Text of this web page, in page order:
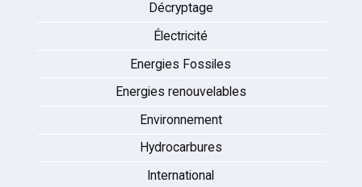
Décryptage
Électricité
Energies Fossiles
Energies renouvelables
Environnement
Hydrocarbures
International